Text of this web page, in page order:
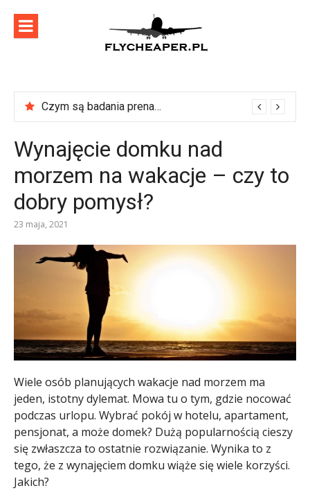
content
Czym są badania prenatalne?
Wynajęcie domku nad
morzem na wakacje – czy to
dobry pomysł?
23 maja, 2021
Wiele osób planujących wakacje nad morzem ma
jeden, istotny dylemat. Mowa tu o tym, gdzie nocować
podczas urlopu. Wybrać pokój w hotelu, apartament,
pensjonat, a może domek? Dużą popularnością cieszy
się zwłaszcza to ostatnie rozwiązanie. Wynika to z
tego, że z wynajęciem domku wiąże się wiele korzyści.
Jakich?